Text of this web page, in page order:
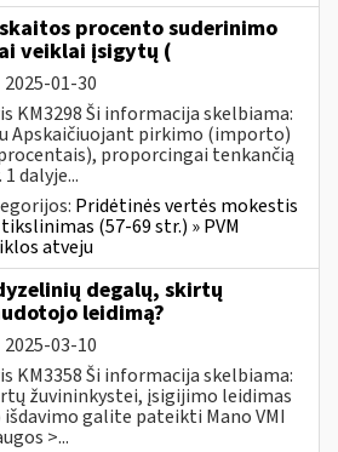
procento suderinimo
veiklai įsigytų (
2025-01-30
KM3298 Ši informacija skelbiama:
Apskaičiuojant pirkimo (importo)
proporcingai tenkančią
dalyje...
Pridėtinės vertės mokestis
(57-69 str.) » PVM
atveju
degalų, skirtų
leidimą?
2025-03-10
KM3358 Ši informacija skelbiama:
žuvininkystei, įsigijimo leidimas
galite pateikti Mano VMI
>...